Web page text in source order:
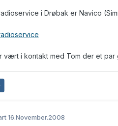
i Drøbak er Navico
vært i kontakt med Tom der et par
16.November.2008